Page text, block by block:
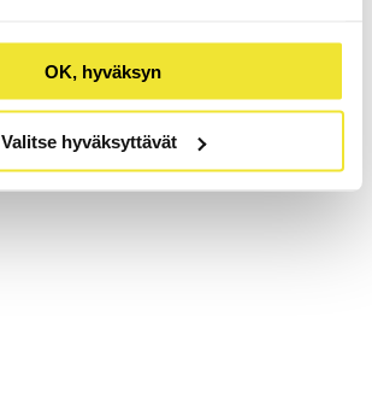
OK, hyväksyn
Valitse hyväksyttävät